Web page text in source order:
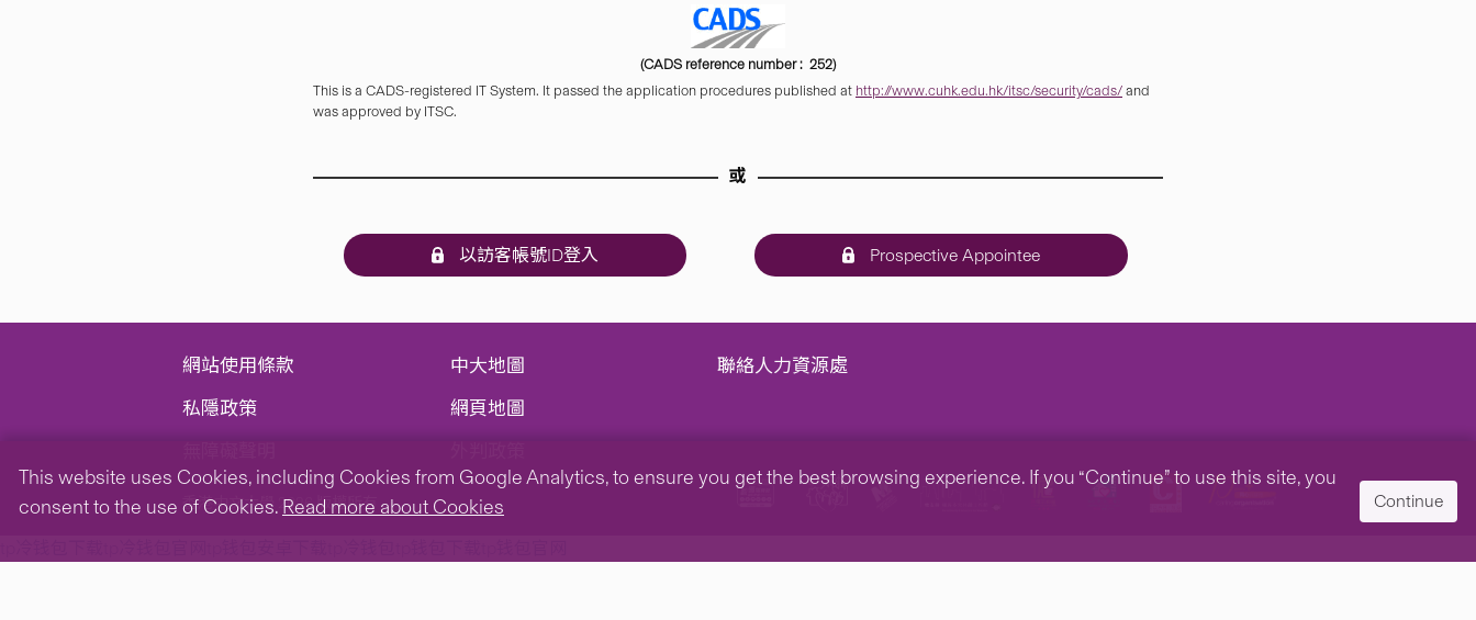
(CADS reference number : 252)
This is a CADS-registered IT System. It passed the application procedures published at http://www.cuhk.edu.hk/itsc/security/cads/ and
was approved by ITSC.
或
以訪客帳號ID登入 Prospective Appointee
網站使用條款
私隱政策
中大地圖
網頁地圖
聯絡人力資源處
香港中文大學 2026 版權所有
This website uses Cookies, including Cookies from Google Analytics, to ensure you get the best browsing experience. If you “Continue” to use this site, you
consent to the use of Cookies. Read more about Cookies Continue